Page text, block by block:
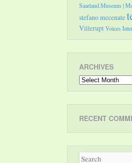
Saarland.Museum |
stefano mecenate
VilleruptVoices
ARCHIVES
Archives
RECENT